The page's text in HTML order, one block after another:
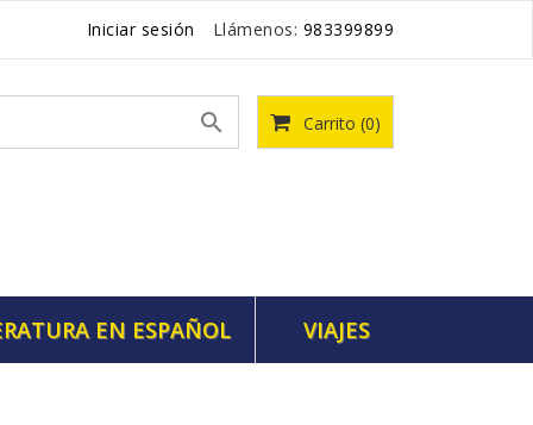
Iniciar sesión Llámenos: 983399899
Carrito (0)

EN ESPAÑOL VIAJES